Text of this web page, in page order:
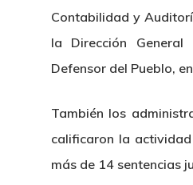
Contabilidad y
la Dirección
Defensor del Pueblo,
También los
calificaron la
más de 14 sentencias